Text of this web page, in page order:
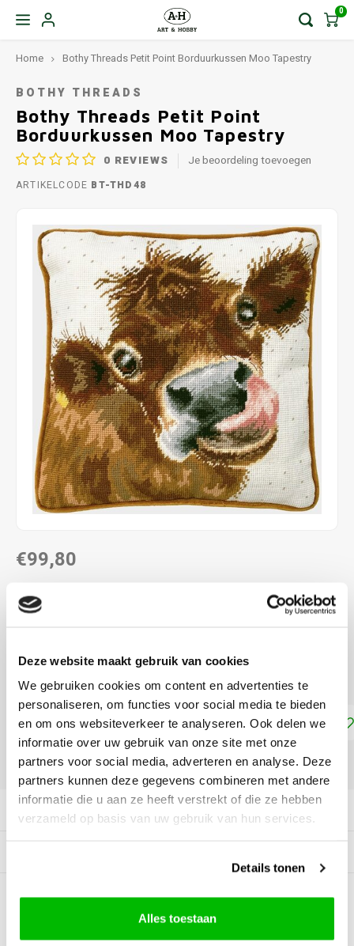
Deze website maakt gebruik van cookies
We gebruiken cookies om content en advertenties te
personaliseren, om functies voor social media te bieden
en om ons websiteverkeer te analyseren. Ook delen we
informatie over uw gebruik van onze site met onze
partners voor social media, adverteren en analyse. Deze
partners kunnen deze gegevens combineren met andere
informatie die u aan ze heeft verstrekt of die ze hebben
verzameld op basis van uw gebruik van hun services.
Details tonen
Alles toestaan
0
Home Bothy Threads Petit Point Borduurkussen Moo Tapestry
BOTHY THREADS
Bothy Threads Petit Point
Borduurkussen Moo Tapestry
0 REVIEWS Je beoordeling toevoegen
ARTIKELCODE BT-THD48
€99,80
LEVERTIJD: CA. 2 - 4 WEKEN
10 count halve kruisjes
voorbedrukt
Lees meer
Toevoegen aan winkelwagen
DELEN:
BEOORDELINGEN